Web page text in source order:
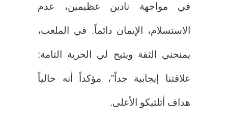
في مواجهة نادين عظيمين، عدم
الاستسلام، الإيمان دائماً. في الملعب،
يمنحني الثقة ويتيح لي الحرية التامة:
علاقتنا إيجابية جداً”، مؤكداً أنه حالياً
هداف أتلتيكو الأعلى.